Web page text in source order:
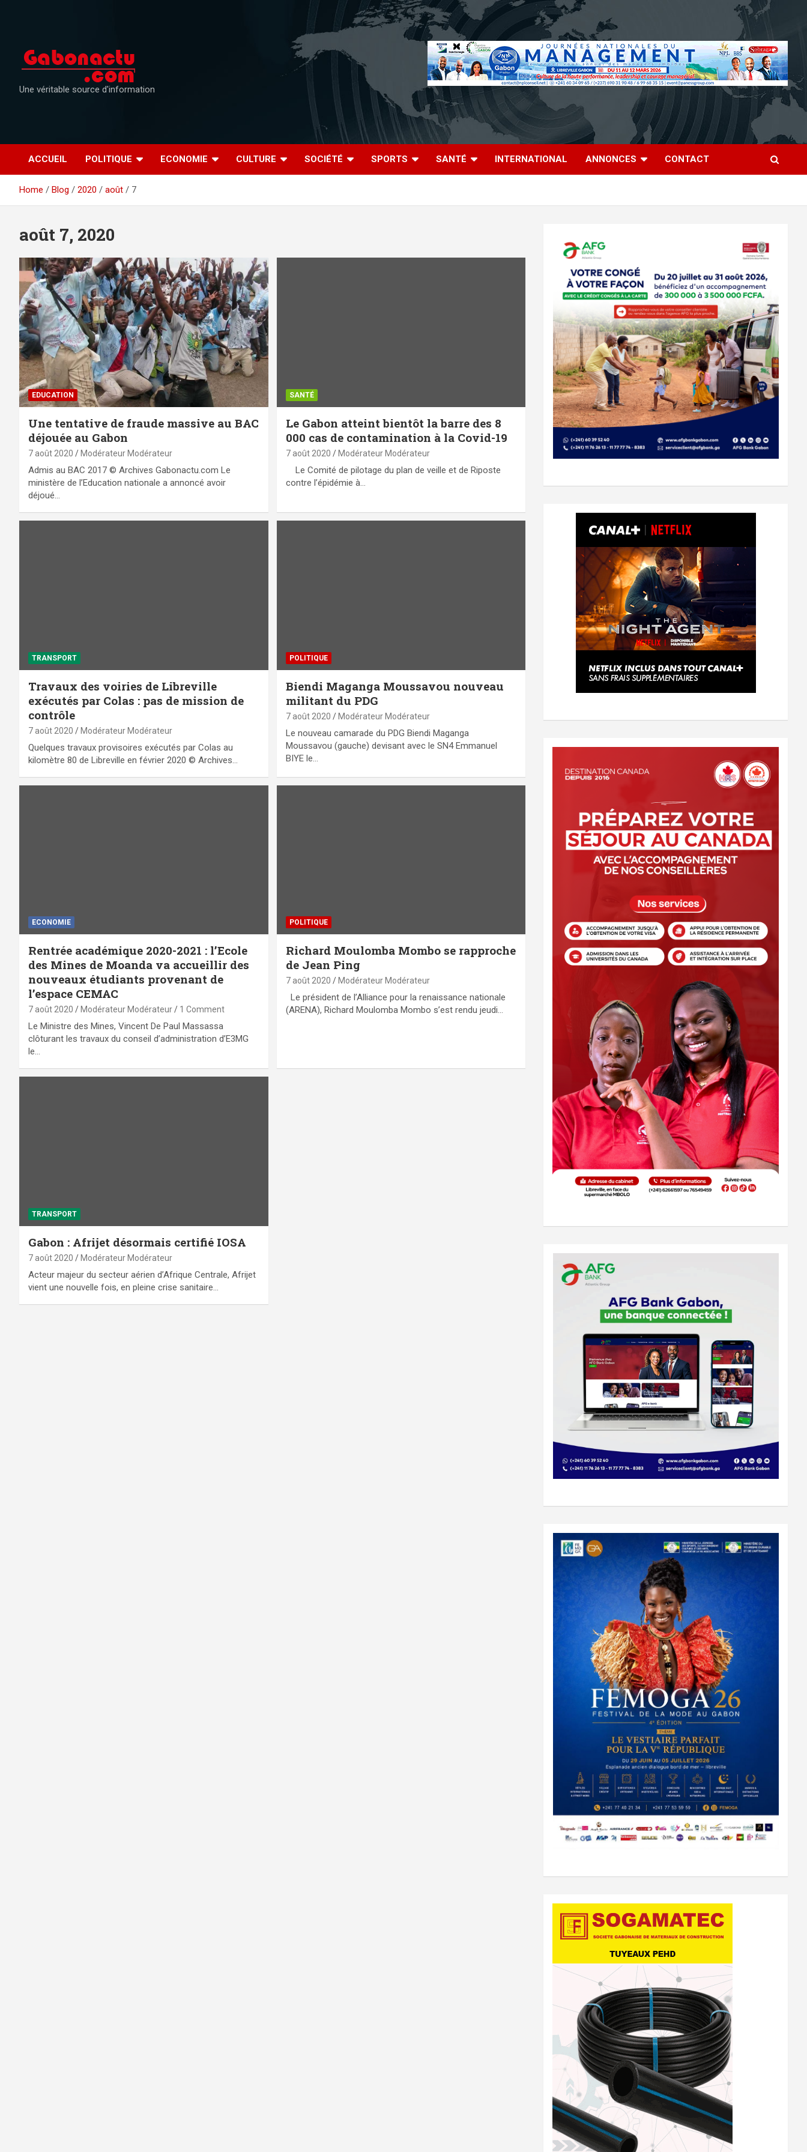
Une véritable source d'information
ACCUEIL POLITIQUE ECONOMIE CULTURE SOCIÉTÉ SPORTS SANTÉ INTERNATIONAL ANNONCES CONTACT
Home Blog 2020 août 7
août 7, 2020
EDUCATION
Une tentative de fraude massive au BAC
déjouée au Gabon
7 août 2020 Modérateur Modérateur
Admis au BAC 2017 © Archives Gabonactu.com Le
ministère de l’Education nationale a annoncé avoir
déjoué…
SANTÉ
Le Gabon atteint bientôt la barre des 8
000 cas de contamination à la Covid-19
7 août 2020 Modérateur Modérateur
Le Comité de pilotage du plan de veille et de Riposte
contre l’épidémie à…
TRANSPORT
Travaux des voiries de Libreville
exécutés par Colas : pas de mission de
contrôle
7 août 2020 Modérateur Modérateur
Quelques travaux provisoires exécutés par Colas au
kilomètre 80 de Libreville en février 2020 © Archives…
POLITIQUE
Biendi Maganga Moussavou nouveau
militant du PDG
7 août 2020 Modérateur Modérateur
Le nouveau camarade du PDG Biendi Maganga
Moussavou (gauche) devisant avec le SN4 Emmanuel
BIYE le…
ECONOMIE
Rentrée académique 2020-2021 : l’Ecole
des Mines de Moanda va accueillir des
nouveaux étudiants provenant de
l’espace CEMAC
7 août 2020 Modérateur Modérateur 1 Comment
Le Ministre des Mines, Vincent De Paul Massassa
clôturant les travaux du conseil d’administration d’E3MG
le…
POLITIQUE
Richard Moulomba Mombo se rapproche
de Jean Ping
7 août 2020 Modérateur Modérateur
Le président de l’Alliance pour la renaissance nationale
(ARENA), Richard Moulomba Mombo s’est rendu jeudi…
TRANSPORT
Gabon : Afrijet désormais certifié IOSA
7 août 2020 Modérateur Modérateur
Acteur majeur du secteur aérien d’Afrique Centrale, Afrijet
vient une nouvelle fois, en pleine crise sanitaire…